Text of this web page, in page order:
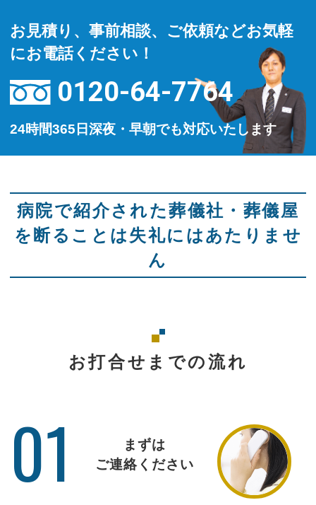
お見積り、事前相談、ご依頼などお気軽
にお電話ください！
0120-64-7764
24時間365日深夜・早朝でも対応いたします
病院で紹介された葬儀社・葬儀屋
を断ることは失礼にはあたりませ
ん
お打合せまでの流れ
01
まずは
ご連絡ください